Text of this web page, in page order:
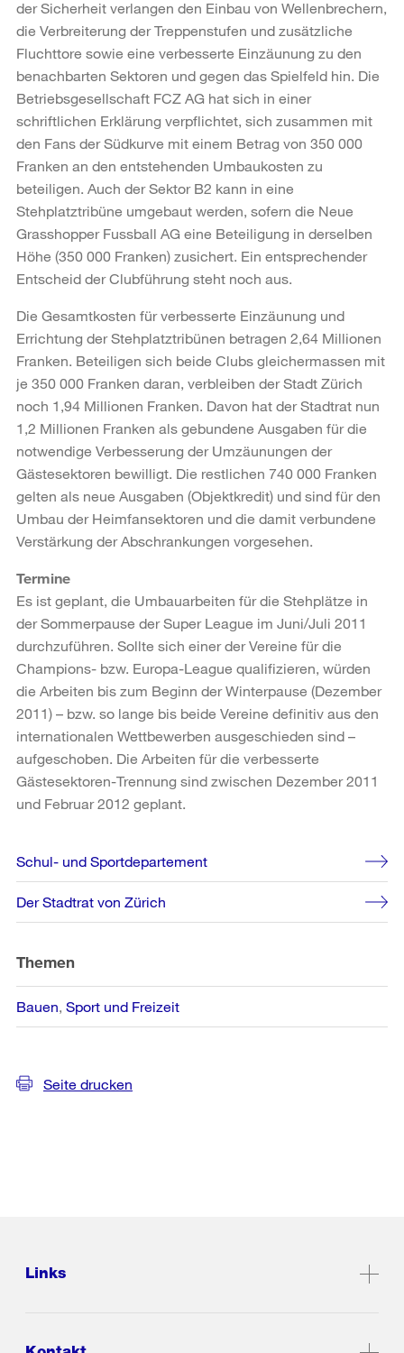
der Sicherheit verlangen den Einbau von Wellenbrechern,
die Verbreiterung der Treppenstufen und zusätzliche
Fluchttore sowie eine verbesserte Einzäunung zu den
benachbarten Sektoren und gegen das Spielfeld hin. Die
Betriebsgesellschaft FCZ AG hat sich in einer
schriftlichen Erklärung verpflichtet, sich zusammen mit
den Fans der Südkurve mit einem Betrag von 350 000
Franken an den entstehenden Umbaukosten zu
beteiligen. Auch der Sektor B2 kann in eine
Stehplatztribüne umgebaut werden, sofern die Neue
Grasshopper Fussball AG eine Beteiligung in derselben
Höhe (350 000 Franken) zusichert. Ein entsprechender
Entscheid der Clubführung steht noch aus.
Die Gesamtkosten für verbesserte Einzäunung und
Errichtung der Stehplatztribünen betragen 2,64 Millionen
Franken. Beteiligen sich beide Clubs gleichermassen mit
je 350 000 Franken daran, verbleiben der Stadt Zürich
noch 1,94 Millionen Franken. Davon hat der Stadtrat nun
1,2 Millionen Franken als gebundene Ausgaben für die
notwendige Verbesserung der Umzäunungen der
Gästesektoren bewilligt. Die restlichen 740 000 Franken
gelten als neue Ausgaben (Objektkredit) und sind für den
Umbau der Heimfansektoren und die damit verbundene
Verstärkung der Abschrankungen vorgesehen.
Termine
Es ist geplant, die Umbauarbeiten für die Stehplätze in
der Sommerpause der Super League im Juni/Juli 2011
durchzuführen. Sollte sich einer der Vereine für die
Champions- bzw. Europa-League qualifizieren, würden
die Arbeiten bis zum Beginn der Winterpause (Dezember
2011) – bzw. so lange bis beide Vereine definitiv aus den
internationalen Wettbewerben ausgeschieden sind –
aufgeschoben. Die Arbeiten für die verbesserte
Gästesektoren-Trennung sind zwischen Dezember 2011
und Februar 2012 geplant.
Weitere
Informationen
Schul- und Sportdepartement
Der Stadtrat von Zürich
Themen
Bauen Sport und Freizeit
Seite drucken
Links